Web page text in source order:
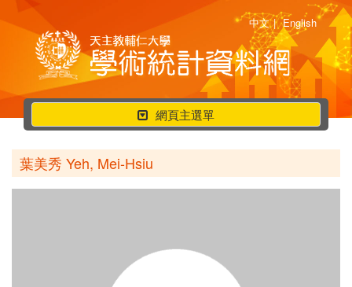
中文 | English
行
動
選
單
網頁主選單
葉美秀 Yeh, Mei-Hsiu